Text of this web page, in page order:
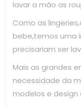
lavar a mão as
Como as
bebe,temos uma
precisariam ser
Mais as grandes
necessidade da
modelos e design